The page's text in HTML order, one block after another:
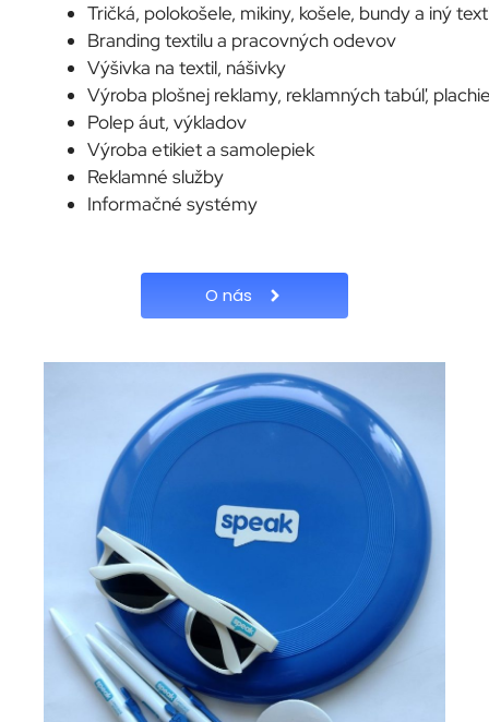
Tričká, polokošele, mikiny, košele, bundy a iný
Branding textilu a pracovných odevov
Výšivka na textil, nášivky
Výroba plošnej reklamy, reklamných tabúľ,
Polep áut, výkladov
Výroba etikiet a samolepiek
Reklamné služby
Informačné systémy
O nás